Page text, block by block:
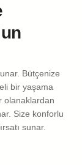
Bütçenize
bir yaşama
olanaklardan
Size konforlu
sunar.